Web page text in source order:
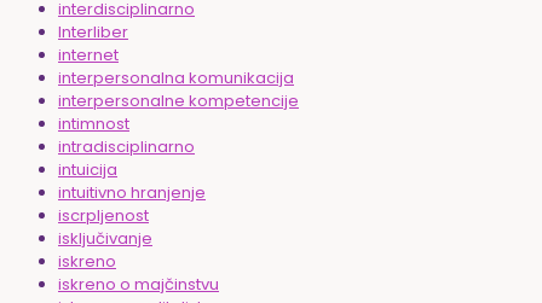
interdisciplinarno
Interliber
internet
interpersonalna komunikacija
interpersonalne kompetencije
intimnost
intradisciplinarno
intuicija
intuitivno hranjenje
iscrpljenost
isključivanje
iskreno
iskreno o majčinstvu